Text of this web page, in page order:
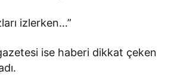
izlerken…”
ise haberi dikkat çeken